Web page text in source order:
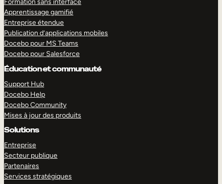
Formation sans interface
Apprentissage gamifié
Entreprise étendue
Publication d’applications mobiles
Docebo pour MS Teams
Docebo pour Salesforce
Éducation et communauté
Support Hub
Docebo Help
Docebo Community
Mises à jour des produits
Solutions
Entreprise
Secteur publique
Partenaires
Services stratégiques